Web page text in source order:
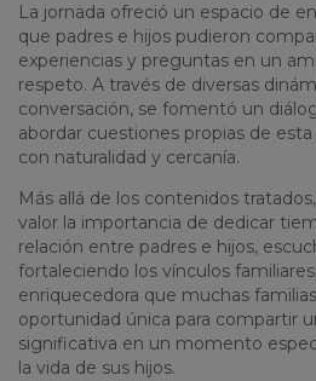
La jornada ofreció un espacio de
que padres e hijos pudieron
experiencias y preguntas en un
respeto. A través de diversas
conversación, se fomentó un
abordar cuestiones propias de
con naturalidad y cercanía.
Más allá de los contenidos
valor la importancia de dedicar
relación entre padres e hijos,
fortaleciendo los vínculos
enriquecedora que muchas
oportunidad única para compartir
significativa en un momento
la vida de sus hijos.